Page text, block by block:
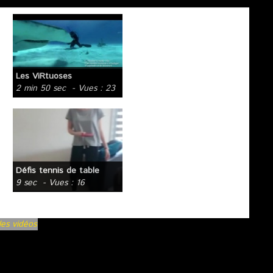
Les ViRtuoses
2 min 50 sec - Vues : 23
Défis tennis de table
9 sec - Vues : 16
vidéos